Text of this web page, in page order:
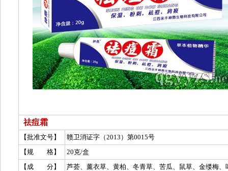
祛痘霜
【批准文号】
赣卫消证字（2013）第0015号
【规 格】
20克/盒
【成 分】